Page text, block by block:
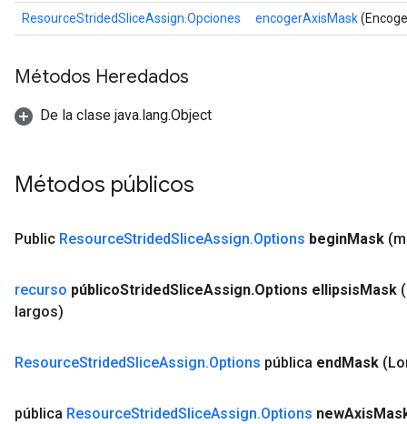
ResourceStridedSliceAssign.Opciones encogerAxisMask
Métodos Heredados
De la clase java.lang.Object
Métodos públicos
Public ResourceStridedSliceAssign.Options beginMask
recurso públicoStridedSliceAssign.Options ellipsisMask
largos)
ResourceStridedSliceAssign.Options pública endMask
pública ResourceStridedSliceAssign.Options newAxis